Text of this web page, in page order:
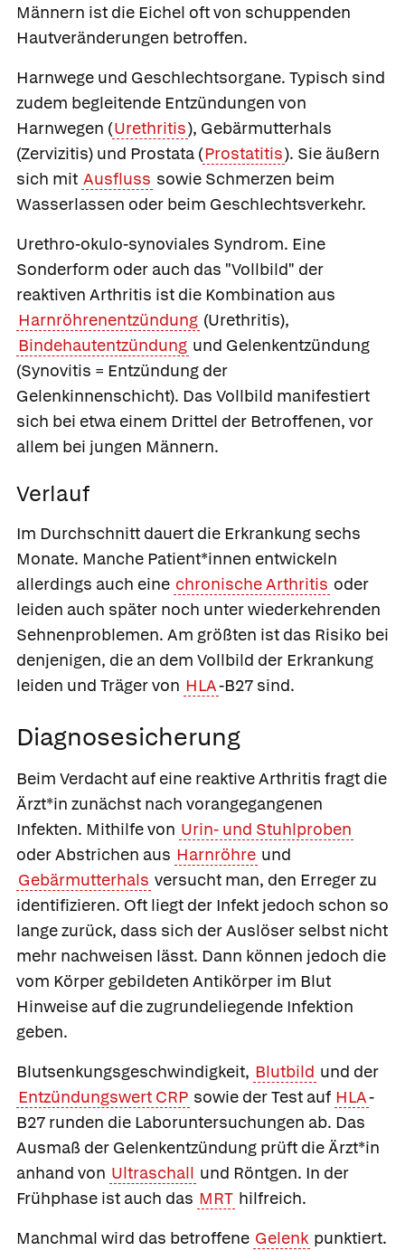
Männern ist die Eichel oft von schuppenden
Hautveränderungen betroffen.
Harnwege und Geschlechtsorgane. Typisch sind
zudem begleitende Entzündungen von
Harnwegen (Urethritis), Gebärmutterhals
(Zervizitis) und Prostata (Prostatitis). Sie äußern
sich mit Ausfluss sowie Schmerzen beim
Wasserlassen oder beim Geschlechtsverkehr.
Urethro-okulo-synoviales Syndrom. Eine
Sonderform oder auch das "Vollbild" der
reaktiven Arthritis ist die Kombination aus
Harnröhrenentzündung (Urethritis),
Bindehautentzündung und Gelenkentzündung
(Synovitis = Entzündung der
Gelenkinnenschicht). Das Vollbild manifestiert
sich bei etwa einem Drittel der Betroffenen, vor
allem bei jungen Männern.
Verlauf
Im Durchschnitt dauert die Erkrankung sechs
Monate. Manche Patient*innen entwickeln
allerdings auch eine chronische Arthritis oder
leiden auch später noch unter wiederkehrenden
Sehnenproblemen. Am größten ist das Risiko bei
denjenigen, die an dem Vollbild der Erkrankung
leiden und Träger von HLA-B27 sind.
Diagnosesicherung
Beim Verdacht auf eine reaktive Arthritis fragt die
Ärzt*in zunächst nach vorangegangenen
Infekten. Mithilfe von Urin- und Stuhlproben
oder Abstrichen aus Harnröhre und
Gebärmutterhals versucht man, den Erreger zu
identifizieren. Oft liegt der Infekt jedoch schon so
lange zurück, dass sich der Auslöser selbst nicht
mehr nachweisen lässt. Dann können jedoch die
vom Körper gebildeten Antikörper im Blut
Hinweise auf die zugrundeliegende Infektion
geben.
Blutsenkungsgeschwindigkeit, Blutbild und der
Entzündungswert CRP sowie der Test auf HLA-
B27 runden die Laboruntersuchungen ab. Das
Ausmaß der Gelenkentzündung prüft die Ärzt*in
anhand von Ultraschall und Röntgen. In der
Frühphase ist auch das MRT hilfreich.
Manchmal wird das betroffene Gelenk punktiert.